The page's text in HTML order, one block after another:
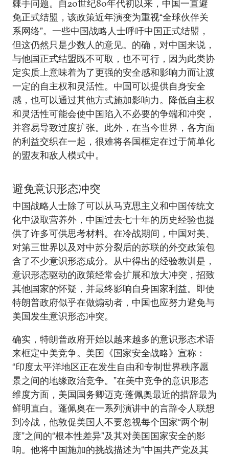
棘手问题。自20世纪80年代初以来，中国一直避
免正式结盟，该政策近年演变为重视“全球伙伴关
系网络”。一些中国战略人士呼吁中国正式结盟，
但这仍然只是少数人的意见。的确，对中国来说，
与他国正式结盟既不可取，也不可行，因为此类协
定实质上意味着为了更强的安全感和影响力而让渡
一定的自主权和灵活性。中国可以提供自身安全
感，也可以通过其他方式施加影响力。降低自主权
和灵活性可能会使中国陷入不必要的争端和冲突，
并容易导致过度扩张。此外，在当今世界，各方面
的利益交织在一起，很难将各国框定在过于简单化
的盟友和敌人模式中。
避免意识形态冲突
中国战略人士除了可以从马克思主义和中国传统文
化中汲取营养外，中国过去七十年的历史经验也提
供了许多可供思考材料。在冷战期间，中国对美、
对第三世界以及对中苏分裂后的苏联的外交政策包
含了不少意识形态成分。从中得出的经验教训是，
意识形态驱动的政策经常会扩展和放大冲突，招致
其他国家的怀疑，并最终影响自身国家利益。即使
特朗普政府似乎在做煽动者，中国也应努力避免与
美国发生意识形态冲突。
确实，特朗普政府开始以越来越多的意识形态术语
来框定中美竞争。美国《国家安全战略》宣称：
“印度太平洋地区正在发生自由和专制世界秩序愿
景之间的地缘政治竞争。”在美中竞争的意识形态
维度方面，美国国务卿迈克·蓬佩奥最近的措辞最为
鲜明直白。蓬佩奥在一系列演讲中的言辞令人联想
到冷战，他敦促美国人不要忽视每个国家“两个制
度”之间的“根本性差异”及其对美国国家安全的影
响。他将中国施加的挑战描述为“中国共产党及其